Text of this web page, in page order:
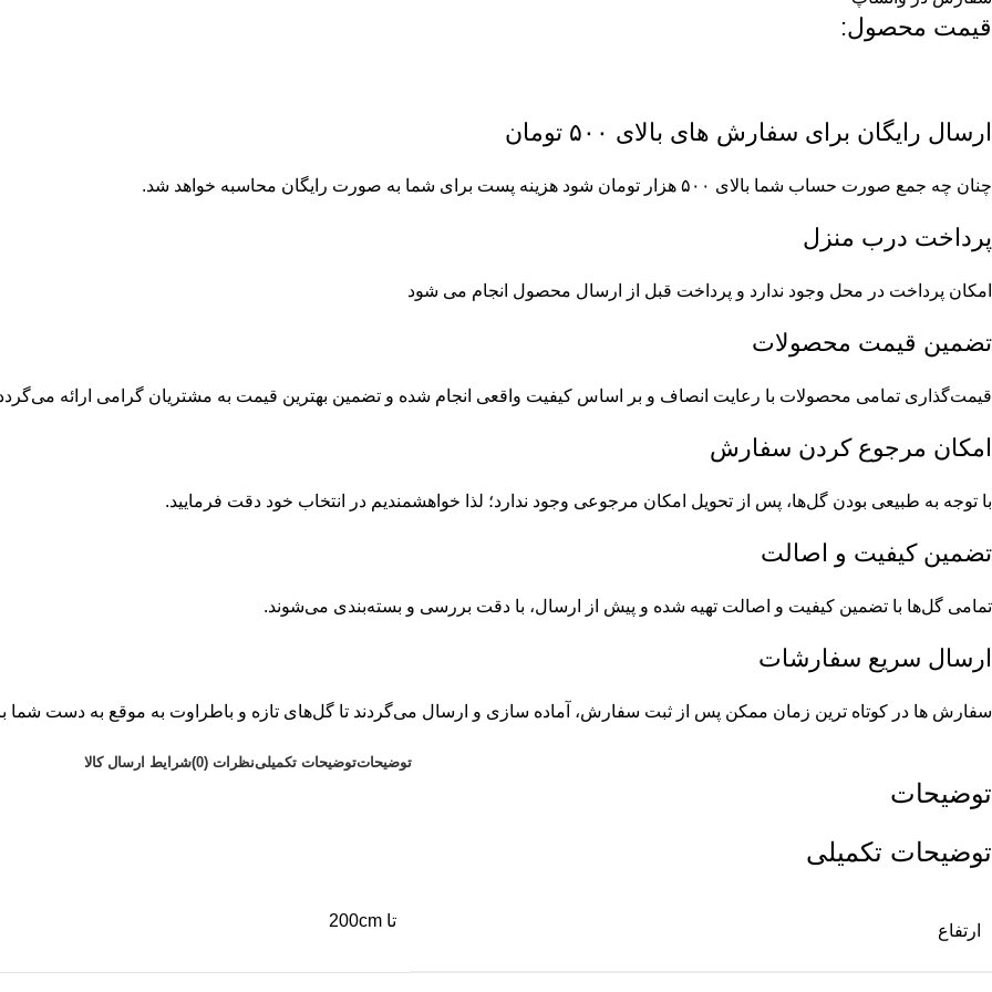
قیمت محصول:​
ارسال رایگان برای سفارش های بالای ۵۰۰ تومان
چنان چه جمع صورت حساب شما بالای ۵۰۰ هزار تومان شود هزینه پست برای شما به صورت رایگان محاسبه خواهد شد.
پرداخت درب منزل
امکان پرداخت در محل وجود ندارد و پرداخت قبل از ارسال محصول انجام می شود
تضمین قیمت محصولات
قیمت‌گذاری تمامی محصولات با رعایت انصاف و بر اساس کیفیت واقعی انجام شده و تضمین بهترین قیمت به مشتریان گرامی ارائه
امکان مرجوع کردن سفارش
با توجه به طبیعی بودن گل‌ها، پس از تحویل امکان مرجوعی وجود ندارد؛ لذا خواهشمندیم در انتخاب خود دقت فرمایید.
تضمین کیفیت و اصالت
تمامی گل‌ها با تضمین کیفیت و اصالت تهیه شده و پیش از ارسال، با دقت بررسی و بسته‌بندی می‌شوند.
ارسال سریع سفارشات
سفارش ها در کوتاه ترین زمان ممکن پس از ثبت سفارش، آماده سازی و ارسال می‌گردند تا گل‌های تازه و باطراوت به موقع به دست شما
توضیحاتتوضیحات تکمیلینظرات (0) شرایط ارسال کالا
توضیحات
توضیحات تکمیلی
ارتفاع
تا 200cm